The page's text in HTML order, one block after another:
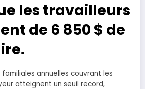
les travailleurs
de 6 850 $ de
familiales annuelles couvrant les
atteignent un seuil record,